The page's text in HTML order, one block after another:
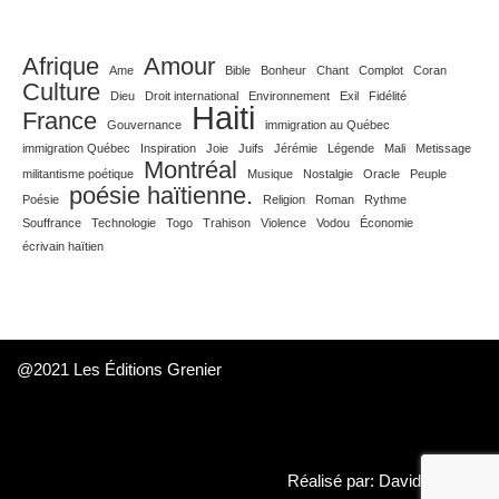
Afrique Ame Amour Bible Bonheur Chant Complot Coran
Culture Dieu Droit international Environnement Exil Fidélité
France Gouvernance Haiti
immigration au Québec
immigration Québec
Inspiration Joie Juifs Jérémie Légende Mali
Metissage
militantisme poétique
Montréal Musique Nostalgie Oracle
Peuple
Poésie
poésie haïtienne. Religion Roman
Rythme
Souffrance
Technologie Togo Trahison Violence Vodou
Économie
écrivain haïtien
@2021 Les Éditions Grenier
Réalisé par: David Daboué